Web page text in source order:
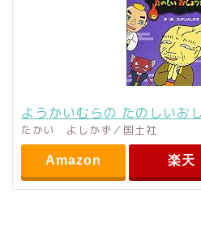
ようかいむらの たのしいお
たかい よしかず／国土社
Amazon 楽天